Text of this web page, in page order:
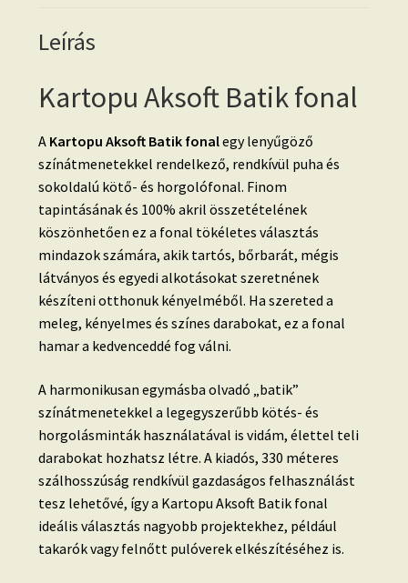
Leírás
Kartopu Aksoft Batik fonal
A Kartopu Aksoft Batik fonalegy lenyűgöző
színátmenetekkel rendelkező, rendkívül puha és
sokoldalú kötő- és horgolófonal. Finom
tapintásának és 100% akril összetételének
köszönhetően ez a fonal tökéletes választás
mindazok számára, akik tartós, bőrbarát, mégis
látványos és egyedi alkotásokat szeretnének
készíteni otthonuk kényelméből. Ha szereted a
meleg, kényelmes és színes darabokat, ez a fonal
hamar a kedvenceddé fog válni.
A harmonikusan egymásba olvadó „batik”
színátmenetekkel a legegyszerűbb kötés- és
horgolásminták használatával is vidám, élettel teli
darabokat hozhatsz létre. A kiadós, 330 méteres
szálhosszúság rendkívül gazdaságos felhasználást
tesz lehetővé, így a Kartopu Aksoft Batik fonal
ideális választás nagyobb projektekhez, például
takarók vagy felnőtt pulóverek elkészítéséhez is.